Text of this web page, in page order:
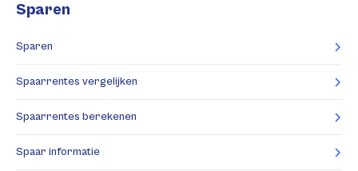
Sparen
Sparen
Spaarrentes vergelijken
Spaarrentes berekenen
Spaar informatie